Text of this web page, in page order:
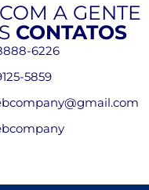
A GENTE
CONTATOS
6226
5859